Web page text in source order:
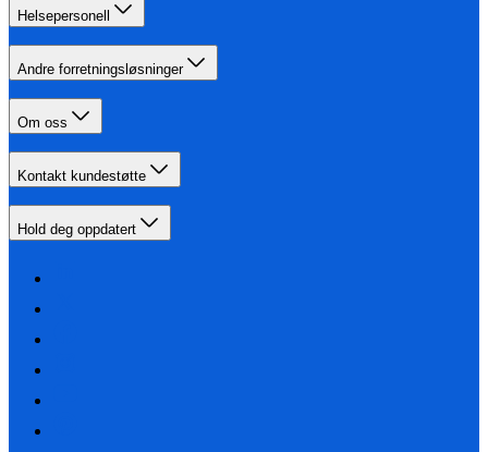
Helsepersonell
Andre forretningsløsninger
Om oss
Kontakt kundestøtte
Hold deg oppdatert